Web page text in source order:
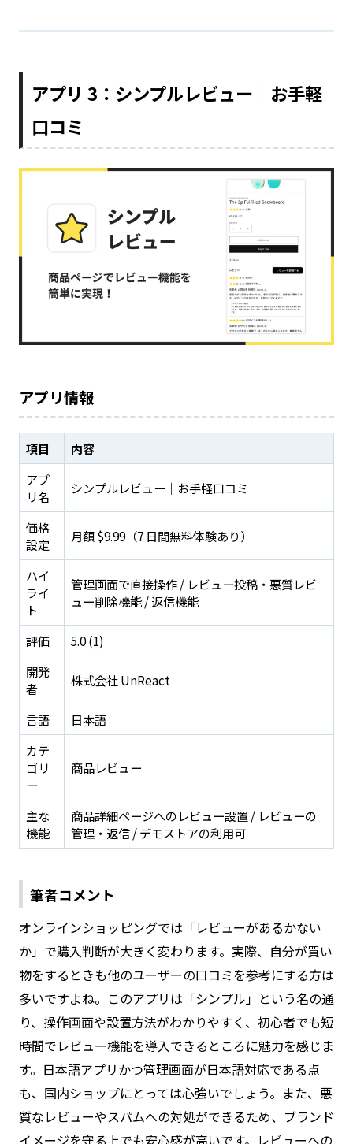
アプリ 3：シンプルレビュー｜お手軽
口コミ
アプリ情報
項目
内容
アプ
リ名
シンプルレビュー｜お手軽口コミ
価格
設定
月額 $9.99（7 日間無料体験あり）
ハイ
ライ
ト
管理画面で直接操作 / レビュー投稿・悪質レビ
ュー削除機能 / 返信機能
評価
5.0 (1)
開発
者
株式会社 UnReact
言語
日本語
カテ
ゴリ
ー
商品レビュー
主な
機能
商品詳細ページへのレビュー設置 / レビューの
管理・返信 / デモストアの利用可
筆者コメント
オンラインショッピングでは「レビューがあるかない
か」で購入判断が大きく変わります。実際、自分が買い
物をするときも他のユーザーの口コミを参考にする方は
多いですよね。このアプリは「シンプル」という名の通
り、操作画面や設置方法がわかりやすく、初心者でも短
時間でレビュー機能を導入できるところに魅力を感じま
す。日本語アプリかつ管理画面が日本語対応である点
も、国内ショップにとっては心強いでしょう。また、悪
質なレビューやスパムへの対処ができるため、ブランド